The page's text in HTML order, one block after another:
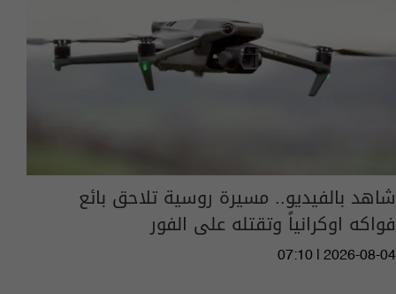
شاهد بالفيديو.. مسيرة روسية تلاحق بائع
فواكه اوكرانياً وتقتله على الفور
07:10 | 2026-08-04